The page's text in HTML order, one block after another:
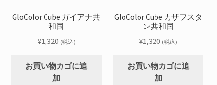
GloColor Cube ガイアナ共
和国
¥1,320 (税込)
お買い物カゴに追
加
GloColor Cube カザフスタ
ン共和国
¥1,320 (税込)
お買い物カゴに追
加